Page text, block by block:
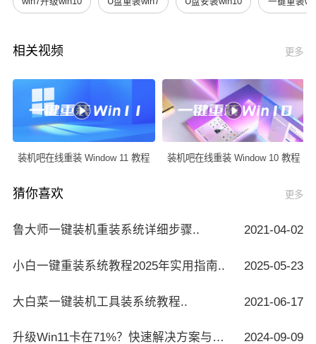
相关视频 更多
装机吧在线重装 Window 11 教程 装机吧在线重装 Window 10 教程
猜你喜欢 更多
鲁大师一键装机重装系统详细步骤.. 2021-04-02
小白一键重装系统教程2025年实用指南.. 2025-05-23
大白菜一键装机工具装系统教程.. 2021-06-17
升级Win11卡在71%？快速解决方案与技巧.. 2024-09-09